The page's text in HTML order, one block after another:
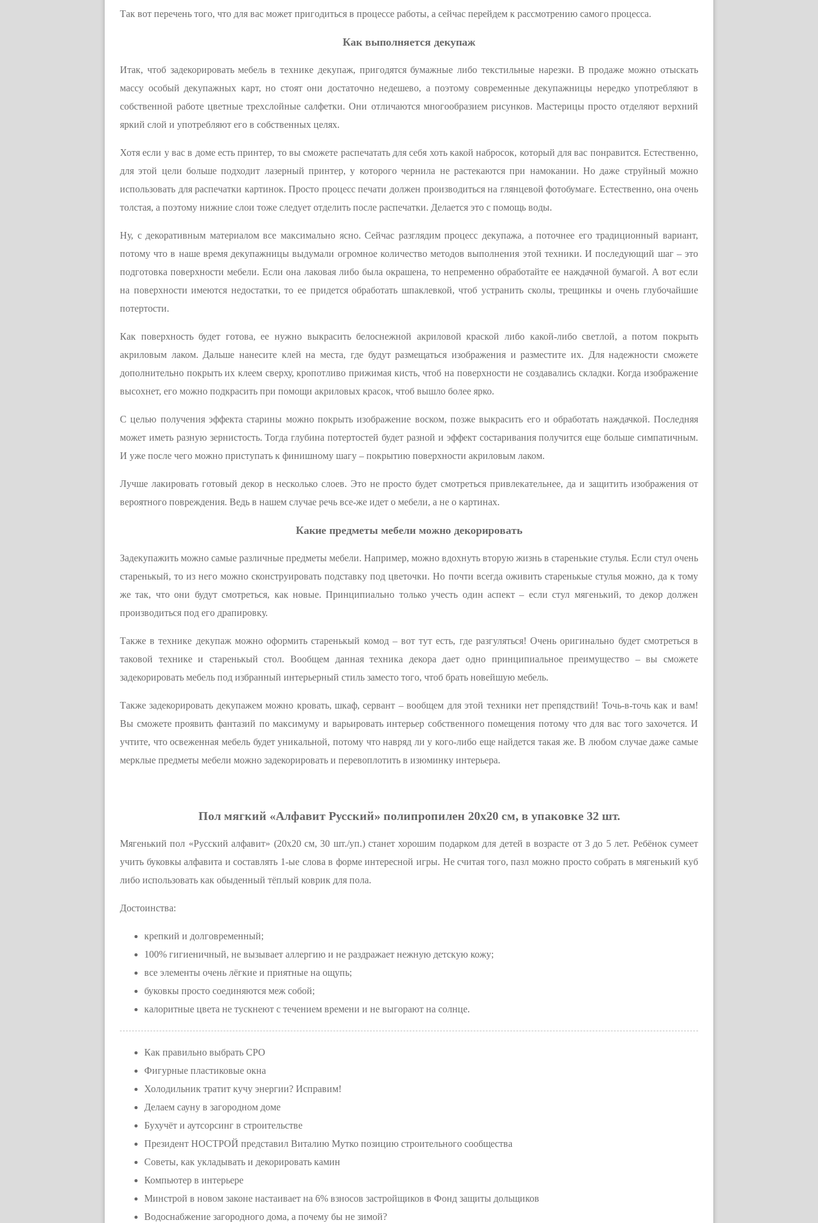
Так вот перечень того, что для вас может пригодиться в процессе работы, а сейчас перейдем к рассмотрению самого процесса.
Как выполняется декупаж
Итак, чтоб задекорировать мебель в технике декупаж, пригодятся бумажные либо текстильные нарезки. В продаже можно отыскать
массу особый декупажных карт, но стоят они достаточно недешево, а поэтому современные декупажницы нередко употребляют в
собственной работе цветные трехслойные салфетки. Они отличаются многообразием рисунков. Мастерицы просто отделяют верхний
яркий слой и употребляют его в собственных целях.
Хотя если у вас в доме есть принтер, то вы сможете распечатать для себя хоть какой набросок, который для вас понравится. Естественно,
для этой цели больше подходит лазерный принтер, у которого чернила не растекаются при намокании. Но даже струйный можно
использовать для распечатки картинок. Просто процесс печати должен производиться на глянцевой фотобумаге. Естественно, она очень
толстая, а поэтому нижние слои тоже следует отделить после распечатки. Делается это с помощь воды.
Ну, с декоративным материалом все максимально ясно. Сейчас разглядим процесс декупажа, а поточнее его традиционный вариант,
потому что в наше время декупажницы выдумали огромное количество методов выполнения этой техники. И последующий шаг – это
подготовка поверхности мебели. Если она лаковая либо была окрашена, то непременно обработайте ее наждачной бумагой. А вот если
на поверхности имеются недостатки, то ее придется обработать шпаклевкой, чтоб устранить сколы, трещинкы и очень глубочайшие
потертости.
Как поверхность будет готова, ее нужно выкрасить белоснежной акриловой краской либо какой-либо светлой, а потом покрыть
акриловым лаком. Дальше нанесите клей на места, где будут размещаться изображения и разместите их. Для надежности сможете
дополнительно покрыть их клеем сверху, кропотливо прижимая кисть, чтоб на поверхности не создавались складки. Когда изображение
высохнет, его можно подкрасить при помощи акриловых красок, чтоб вышло более ярко.
С целью получения эффекта старины можно покрыть изображение воском, позже выкрасить его и обработать наждачкой. Последняя
может иметь разную зернистость. Тогда глубина потертостей будет разной и эффект состаривания получится еще больше симпатичным.
И уже после чего можно приступать к финишному шагу – покрытию поверхности акриловым лаком.
Лучше лакировать готовый декор в несколько слоев. Это не просто будет смотреться привлекательнее, да и защитить изображения от
вероятного повреждения. Ведь в нашем случае речь все-же идет о мебели, а не о картинах.
Какие предметы мебели можно декорировать
Задекупажить можно самые различные предметы мебели. Например, можно вдохнуть вторую жизнь в старенькие стулья. Если стул очень
старенькый, то из него можно сконструировать подставку под цветочки. Но почти всегда оживить старенькые стулья можно, да к тому
же так, что они будут смотреться, как новые. Принципиально только учесть один аспект – если стул мягенький, то декор должен
производиться под его драпировку.
Также в технике декупаж можно оформить старенькый комод – вот тут есть, где разгуляться! Очень оригинально будет смотреться в
таковой технике и старенькый стол. Вообщем данная техника декора дает одно принципиальное преимущество – вы сможете
задекорировать мебель под избранный интерьерный стиль заместо того, чтоб брать новейшую мебель.
Также задекорировать декупажем можно кровать, шкаф, сервант – вообщем для этой техники нет препядствий! Точь-в-точь как и вам!
Вы сможете проявить фантазий по максимуму и варьировать интерьер собственного помещения потому что для вас того захочется. И
учтите, что освеженная мебель будет уникальной, потому что навряд ли у кого-либо еще найдется такая же. В любом случае даже самые
мерклые предметы мебели можно задекорировать и перевоплотить в изюминку интерьера.
Пол мягкий «Алфавит Русский» полипропилен 20х20 см, в упаковке 32 шт.
Мягенький пол «Русский алфавит» (20х20 см, 30 шт./уп.) станет хорошим подарком для детей в возрасте от 3 до 5 лет. Ребёнок сумеет
учить буковкы алфавита и составлять 1-ые слова в форме интересной игры. Не считая того, пазл можно просто собрать в мягенький куб
либо использовать как обыденный тёплый коврик для пола.
Достоинства:
крепкий и долговременный;
100% гигиеничный, не вызывает аллергию и не раздражает нежную детскую кожу;
все элементы очень лёгкие и приятные на ощупь;
буковкы просто соединяются меж собой;
калоритные цвета не тускнеют с течением времени и не выгорают на солнце.
Как правильно выбрать СРО
Фигурные пластиковые окна
Холодильник тратит кучу энергии? Исправим!
Делаем сауну в загородном доме
Бухучёт и аутсорсинг в строительстве
Президент НОСТРОЙ представил Виталию Мутко позицию строительного сообщества
Советы, как укладывать и декорировать камин
Компьютер в интерьере
Минстрой в новом законе настаивает на 6% взносов застройщиков в Фонд защиты дольщиков
Водоснабжение загородного дома, а почему бы не зимой?